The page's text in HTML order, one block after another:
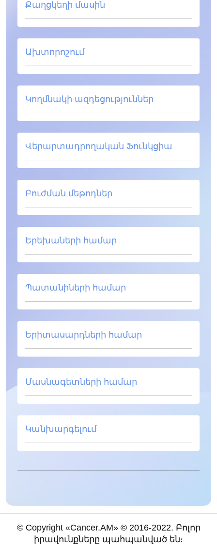
Քաղցկեղի մասին
Ախտորոշում
Կողմնակի ազդեցություններ
Վերարտադրողական Ֆունկցիա
Բուժման մեթոդներ
Երեխաների համար
Պատանիների համար
Երիտասարդների համար
Մասնագետների համար
Կանխարգելում
© Copyright «Cancer.AM» © 2016-2022. Բոլոր
իրավունքները պահպանված են։